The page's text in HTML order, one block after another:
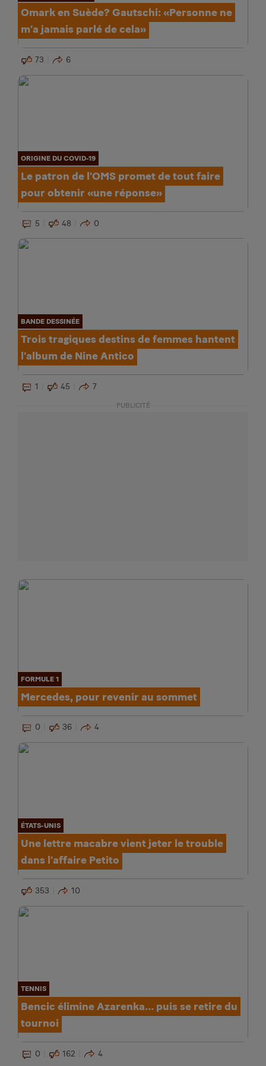
Omark en Suède? Gautschi: «Personne ne
m’a jamais parlé de cela»
73 6
ORIGINE DU COVID-19
Le patron de l’OMS promet de tout faire
pour obtenir «une réponse»
5 48 0
BANDE DESSINÉE
Trois tragiques destins de femmes hantent
l’album de Nine Antico
1 45 7
PUBLICITÉ
FORMULE 1
Mercedes, pour revenir au sommet
0 36 4
ÉTATS-UNIS
Une lettre macabre vient jeter le trouble
dans l’affaire Petito
353 10
TENNIS
Bencic élimine Azarenka… puis se retire du
tournoi
0 162 4